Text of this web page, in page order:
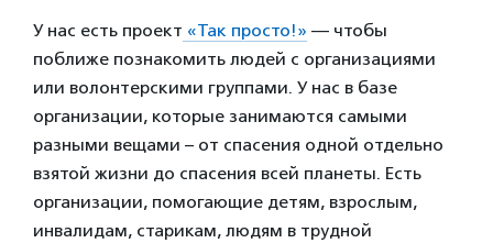
У нас есть проект «Так просто!» — чтобы
поближе познакомить людей с организациями
или волонтерскими группами. У нас в базе
организации, которые занимаются самыми
разными вещами – от спасения одной отдельно
взятой жизни до спасения всей планеты. Есть
организации, помогающие детям, взрослым,
инвалидам, старикам, людям в трудной